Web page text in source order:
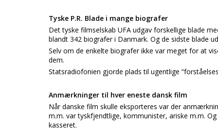
Tyske P.R. Blade i mange biografer
Det tyske filmselskab UFA udgav forskellige blade
blandt 342 biografer i Danmark. Og de sidste blade
Selv om de enkelte biografer ikke var meget for at
dem.
Statsradiofonien gjorde plads til ugentlige
Anmærkninger til hver eneste dansk film
Når danske film skulle eksporteres var der
m.m. var tyskfjendtlige, kommunister, ariske m.m.
kasseret.